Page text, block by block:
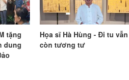
tặng
dung
Họa sĩ Hà Hùng - Đi tu vẫn
còn tương tư